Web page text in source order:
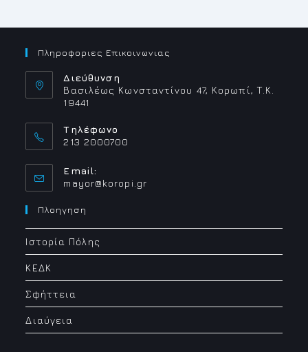
Πληροφοριες Επικοινωνιας
Διεύθυνση
Βασιλέως Κωνσταντίνου 47, Κορωπί, Τ.Κ.
19441
Τηλέφωνο
213 2000700
Email:
mayor@koropi.grOpens
Πλοηγηση
Ιστορία Πόλης
ΚΕΔΚ
Σφήττεια
Διαύγεια